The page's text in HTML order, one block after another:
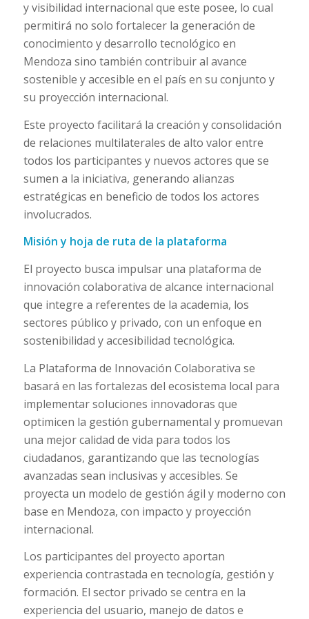
y visibilidad internacional que este posee, lo cual
permitirá no solo fortalecer la generación de
conocimiento y desarrollo tecnológico en
Mendoza sino también contribuir al avance
sostenible y accesible en el país en su conjunto y
su proyección internacional.
Este proyecto facilitará la creación y consolidación
de relaciones multilaterales de alto valor entre
todos los participantes y nuevos actores que se
sumen a la iniciativa, generando alianzas
estratégicas en beneficio de todos los actores
involucrados.
Misión y hoja de ruta de la plataforma
El proyecto busca impulsar una plataforma de
innovación colaborativa de alcance internacional
que integre a referentes de la academia, los
sectores público y privado, con un enfoque en
sostenibilidad y accesibilidad tecnológica.
La Plataforma de Innovación Colaborativa se
basará en las fortalezas del ecosistema local para
implementar soluciones innovadoras que
optimicen la gestión gubernamental y promuevan
una mejor calidad de vida para todos los
ciudadanos, garantizando que las tecnologías
avanzadas sean inclusivas y accesibles. Se
proyecta un modelo de gestión ágil y moderno con
base en Mendoza, con impacto y proyección
internacional.
Los participantes del proyecto aportan
experiencia contrastada en tecnología, gestión y
formación. El sector privado se centra en la
experiencia del usuario, manejo de datos e